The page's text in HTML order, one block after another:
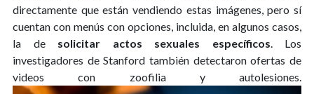
directamente que están vendiendo estas imágenes, pero sí
cuentan con menús con opciones, incluida, en algunos casos,
la desolicitar actos sexuales específicos. Los
investigadores de Stanford también detectaron ofertas de
videos con zoofilia y autolesiones.